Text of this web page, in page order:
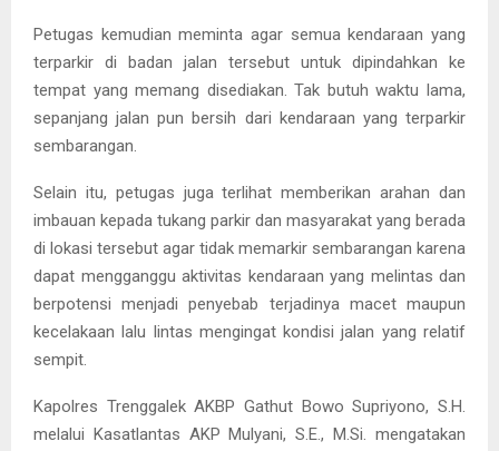
Petugas kemudian meminta agar semua kendaraan yang
terparkir di badan jalan tersebut untuk dipindahkan ke
tempat yang memang disediakan. Tak butuh waktu lama,
sepanjang jalan pun bersih dari kendaraan yang terparkir
sembarangan.
Selain itu, petugas juga terlihat memberikan arahan dan
imbauan kepada tukang parkir dan masyarakat yang berada
di lokasi tersebut agar tidak memarkir sembarangan karena
dapat mengganggu aktivitas kendaraan yang melintas dan
berpotensi menjadi penyebab terjadinya macet maupun
kecelakaan lalu lintas mengingat kondisi jalan yang relatif
sempit.
Kapolres Trenggalek AKBP Gathut Bowo Supriyono, S.H.
melalui Kasatlantas AKP Mulyani, S.E., M.Si. mengatakan